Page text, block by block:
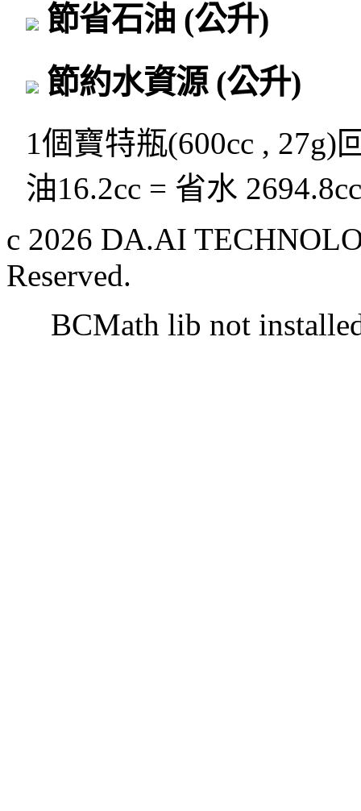
節省石油 (公升)
節約水資源 (公升)
1個寶特瓶(600cc , 27g)
油16.2cc = 省水
c 2026 DA.AI
Reserved.
BCMath lib not